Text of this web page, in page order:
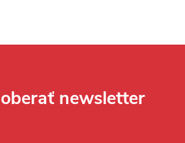
newsletter